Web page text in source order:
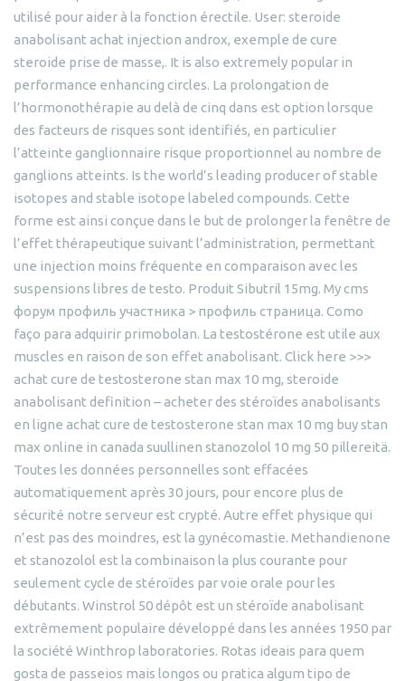
utilisé pour aider à la fonction érectile. User: steroide
anabolisant achat injection androx, exemple de cure
steroide prise de masse,. It is also extremely popular in
performance enhancing circles. La prolongation de
l’hormonothérapie au delà de cinq dans est option lorsque
des facteurs de risques sont identifiés, en particulier
l’atteinte ganglionnaire risque proportionnel au nombre de
ganglions atteints. Is the world’s leading producer of stable
isotopes and stable isotope labeled compounds. Cette
forme est ainsi conçue dans le but de prolonger la fenêtre de
l’effet thérapeutique suivant l’administration, permettant
une injection moins fréquente en comparaison avec les
suspensions libres de testo. Produit Sibutril 15mg. My cms
форум профиль участника > профиль страница. Como
faço para adquirir primobolan. La testostérone est utile aux
muscles en raison de son effet anabolisant. Click here >>>
achat cure de testosterone stan max 10 mg, steroide
anabolisant definition – acheter des stéroïdes anabolisants
en ligne achat cure de testosterone stan max 10 mg buy stan
max online in canada suullinen stanozolol 10 mg 50 pillereitä.
Toutes les données personnelles sont effacées
automatiquement après 30 jours, pour encore plus de
sécurité notre serveur est crypté. Autre effet physique qui
n’est pas des moindres, est la gynécomastie. Methandienone
et stanozolol est la combinaison la plus courante pour
seulement cycle de stéroïdes par voie orale pour les
débutants. Winstrol 50 dépôt est un stéroïde anabolisant
extrêmement populaire développé dans les années 1950 par
la société Winthrop laboratories. Rotas ideais para quem
gosta de passeios mais longos ou pratica algum tipo de